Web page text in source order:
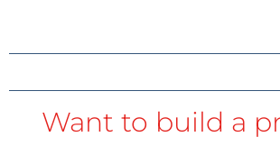
Want to build a